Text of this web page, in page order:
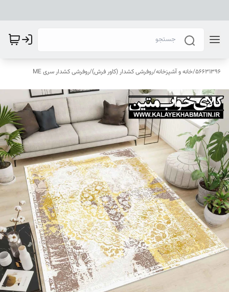
56631396
/خانه و آشپزخانه/روفرشی کشدار (کاور فرش)/روفرشی کشدار سری ME